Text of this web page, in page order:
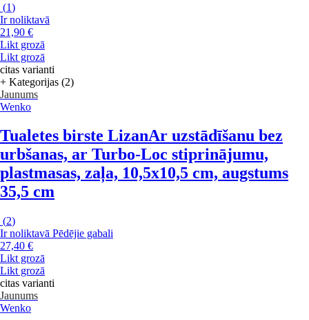
(1)
Ir noliktavā
21,90 €
Likt grozā
Likt grozā
citas varianti
+ Kategorijas (2)
Jaunums
Wenko
Tualetes birste LizanAr uzstādīšanu bez
urbšanas, ar Turbo-Loc stiprinājumu,
plastmasas, zaļa, 10,5x10,5 cm, augstums
35,5 cm
(2)
Ir noliktavā Pēdējie gabali
27,40 €
Likt grozā
Likt grozā
citas varianti
Jaunums
Wenko